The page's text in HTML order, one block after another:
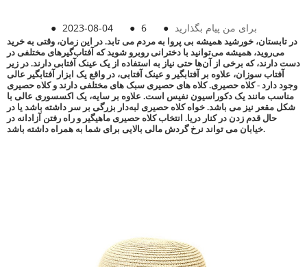
● 2023-08-04 ● 6 ● برای من پیام بگذارید
در تابستان، خورشید همیشه بی پروا به مردم می تابد. در این زمان، وقتی به خرید
می‌روید، همیشه می‌توانید با دخترانی روبرو شوید که آفتاب‌گیرهای مختلفی در
دست دارند، که برخی از آن‌ها حتی نیاز به استفاده از یک عینک آفتابی دارند. در زیر
آفتاب سوزان، علاوه بر آفتابگیر و عینک آفتابی، در واقع یک ابزار آفتابگیر عالی
وجود دارد - کلاه حصیری. کلاه های حصیری سبک های مختلفی دارند و کلاه حصیری
مناسب مانند یک دکوراسیون نفیس است. علاوه بر سایه، یک اکسسوری عالی با
شکل مقعر نیز می باشد. خواه کلاه حصیری لبه‌دار بزرگی بر سر داشته باشد یا در
حال قدم زدن در کنار دریا. انتخاب کلاه حصیری ماهیگیر و راه رفتن آزادانه در
خیابان می تواند نرخ گردش مالی بالایی برای شما به همراه داشته باشد.